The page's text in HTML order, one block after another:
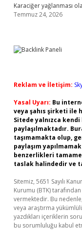
Karaciğer yağlanması
Temmuz 24, 2026
Reklam ve İletişim:
Yasal Uyarı: Bu
veya şahıs şirketi ile
Sitede yalnızca kendi
paylaşılmaktadır.
taşımamakta olup,
paylaşım
benzerlikleri
taslak halindedir ve
Sitemiz, 5651 Sayılı
Kurumu (BTK)
vermektedir. Bu
veya araştırma
yazdıkları içeriklerin
bu sorumluluğu kabul